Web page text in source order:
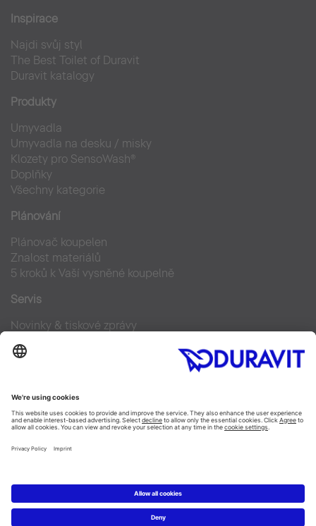
Inspirace
Najdi svůj styl
The Best Toilet of Duravit
Duravit katalogy
Produkty
Umyvadla
Umyvadla na desku / misky
Klozety pro SensoWash®
Doplňky
Všechny kategorie
Plánování
Plánovač koupelen
Znalost materiálů
5 kroků k Vaší vysněné koupelně
Servis
Novinky & tiskové zprávy
Designové fotky
Najdi Duravit prodejce
Pinterest